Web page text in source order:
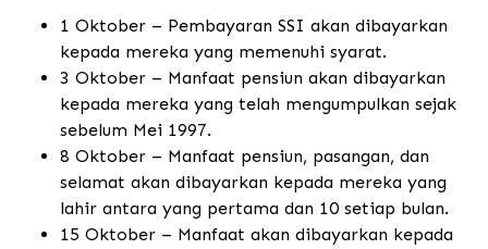
1 Oktober – Pembayaran SSI akan dibayarkan
kepada mereka yang memenuhi syarat.
3 Oktober – Manfaat pensiun akan dibayarkan
kepada mereka yang telah mengumpulkan sejak
sebelum Mei 1997.
8 Oktober – Manfaat pensiun, pasangan, dan
selamat akan dibayarkan kepada mereka yang
lahir antara yang pertama dan 10 setiap bulan.
15 Oktober – Manfaat akan dibayarkan kepada